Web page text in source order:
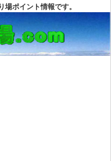
ポイント情報です。